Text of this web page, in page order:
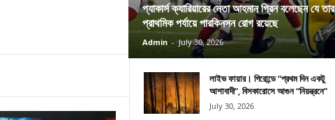
প্যাকার্স ক্যারিয়ারের নেতা আহমান গ্রিন বলেছেন যে তার
প্রাথমিক পর্যায়ে পারকিনসন রোগ রয়েছে
Admin - July 30, 2026
লাইভ ফায়ার। গিরোন্ডে “প্রথম দিন একটু
আশাবাদী”, বিসকারোসে আগুন “নিয়ন্ত্রনে”
July 30, 2026